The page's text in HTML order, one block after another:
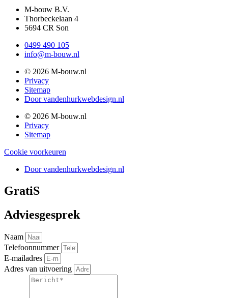
M-bouw B.V.
Thorbeckelaan 4
5694 CR Son
0499 490 105
info@m-bouw.nl
© 2026 M-bouw.nl
Privacy
Sitemap
Door vandenhurkwebdesign.nl
© 2026 M-bouw.nl
Privacy
Sitemap
Cookie voorkeuren
Door vandenhurkwebdesign.nl
GratiS
Adviesgesprek
Naam
Telefoonnummer
E-mailadres
Adres van uitvoering